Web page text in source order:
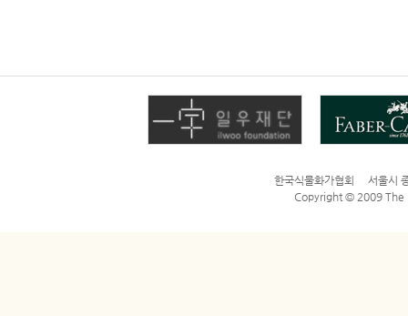
한국식물화가협회 서울
Copyright © 2009 The